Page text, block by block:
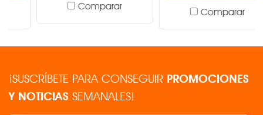
Comparar Comparar
¡SUSCRÍBETE PARA CONSEGUIR PROMOCIONES
Y NOTICIAS SEMANALES!